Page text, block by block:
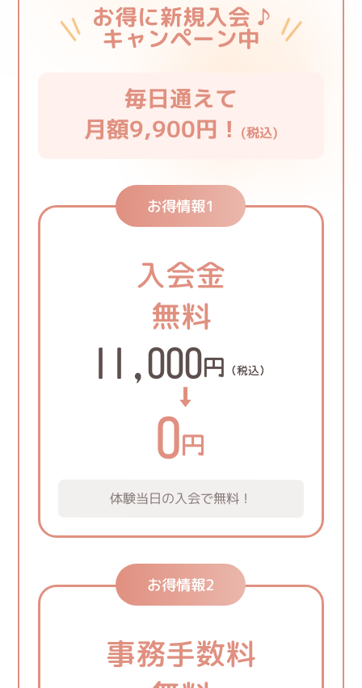
お得に新規入会 ♪
キャンペーン中
毎日通えて
月額9,900円！ (税込)
お得情報1
入会金
無料
11,000円 （税込）
0円
体験当日の入会で無料！
お得情報2
事務手数料